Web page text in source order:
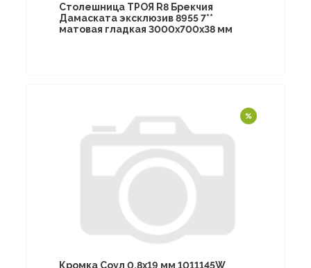
Столешница ТРОЯ R8 Брекчия
Дамаската эксклюзив 8955 7**
матовая гладкая 3000х700х38 мм
Кромка Соул 0,8х19 мм 1011145W